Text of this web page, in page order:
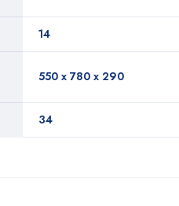
14
550 x 780 x 290
34